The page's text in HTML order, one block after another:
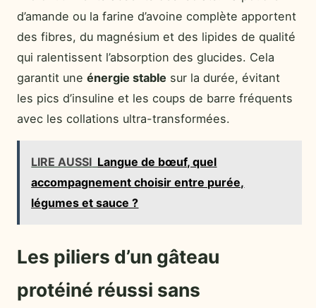
d’amande ou la farine d’avoine complète apportent
des fibres, du magnésium et des lipides de qualité
qui ralentissent l’absorption des glucides. Cela
garantit une énergie stable sur la durée, évitant
les pics d’insuline et les coups de barre fréquents
avec les collations ultra-transformées.
LIRE AUSSI Langue de bœuf, quel
accompagnement choisir entre purée,
légumes et sauce ?
Les piliers d’un gâteau
protéiné réussi sans